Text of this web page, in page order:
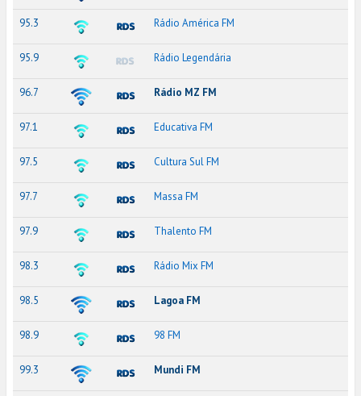
95.3 Rádio América FM
95.9 Rádio Legendária
96.7 Rádio MZ FM
97.1 Educativa FM
97.5 Cultura Sul FM
97.7 Massa FM
97.9 Thalento FM
98.3 Rádio Mix FM
98.5 Lagoa FM
98.9 98 FM
99.3 Mundi FM